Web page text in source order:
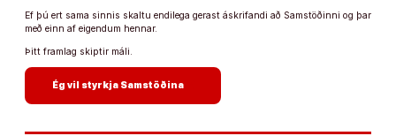
Ef þú ert sama sinnis skaltu endilega gerast áskrifandi að Samstöðinni og þar
með einn af eigendum hennar.
Þitt framlag skiptir máli.
Ég vil styrkja Samstöðina